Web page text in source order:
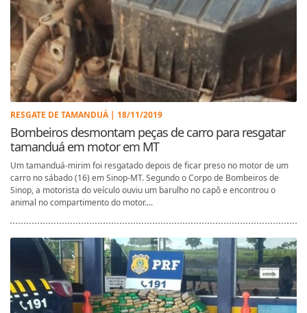
RESGATE DE TAMANDUÁ | 18/11/2019
Bombeiros desmontam peças de carro para resgatar
tamanduá em motor em MT
Um tamanduá-mirim foi resgatado depois de ficar preso no motor de um
carro no sábado (16) em Sinop-MT. Segundo o Corpo de Bombeiros de
Sinop, a motorista do veículo ouviu um barulho no capô e encontrou o
animal no compartimento do motor....